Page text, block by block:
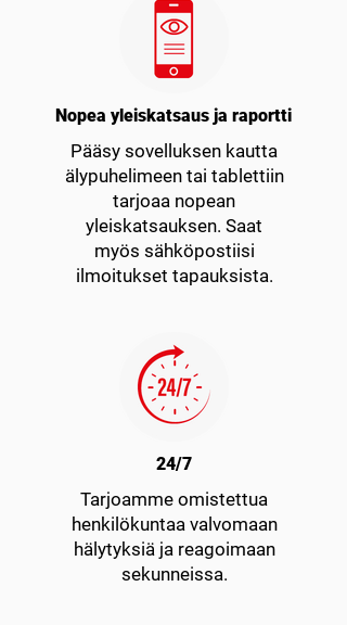
Nopea yleiskatsaus ja raportti
Pääsy sovelluksen kautta
älypuhelimeen tai tablettiin
tarjoaa nopean
yleiskatsauksen. Saat
myös sähköpostiisi
ilmoitukset tapauksista.
24/7
Tarjoamme omistettua
henkilökuntaa valvomaan
hälytyksiä ja reagoimaan
sekunneissa.